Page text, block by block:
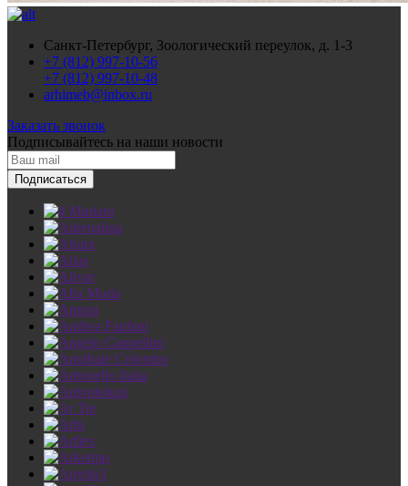
Санкт-Петербург, Зоологический переулок, д. 1-3
+7 (812) 997-10-56
+7 (812) 997-10-48
arhimeb@inbox.ru
Заказать звонок
Подписывайтесь на наши новости